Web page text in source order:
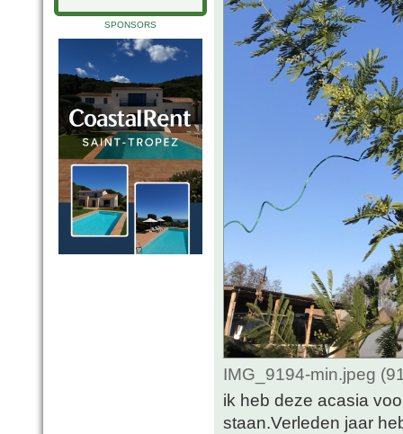
SPONSORS
IMG_9194-min.jpeg
ik heb deze acasia
staan.Verleden jaar